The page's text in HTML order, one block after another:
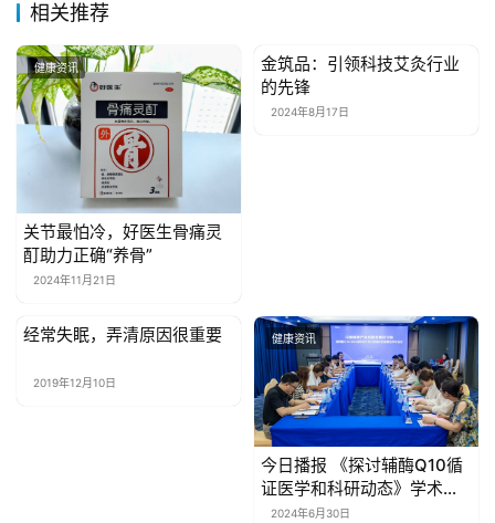
康
资
讯
关
们
联
我
相关推荐
健康资讯
关节最怕冷，好医生骨痛灵
酊助力正确“养骨”
2024年11月21日
健康资讯
金筑品：引领科技艾灸行业
的先锋
2024年8月17日
健康资讯
经常失眠，弄清原因很重要
2019年12月10日
健康资讯
今日播报 《探讨辅酶Q10循
证医学和科研动态》学术会
议在长沙召开
2024年6月30日